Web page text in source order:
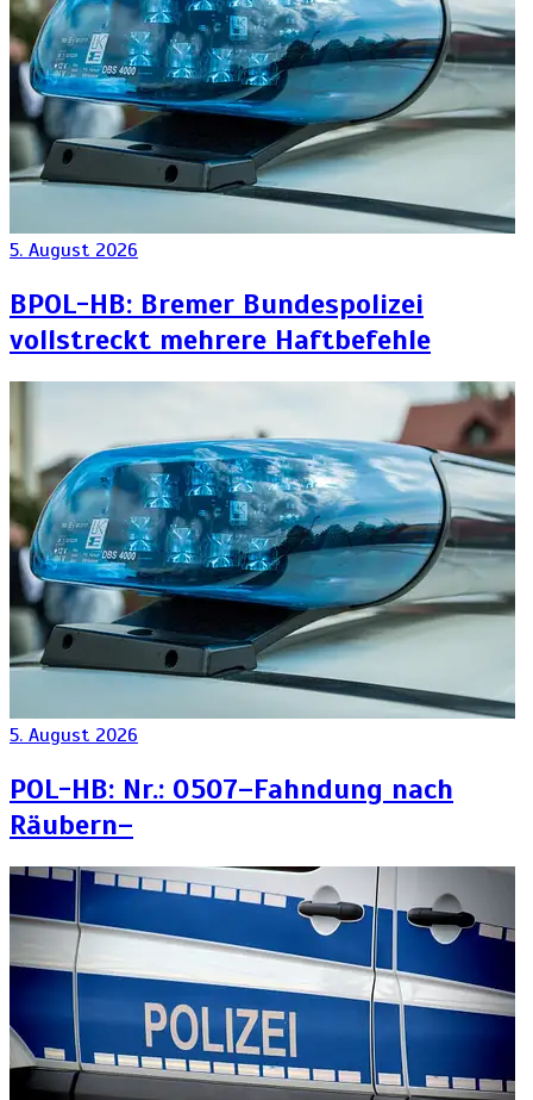
5. August 2026
BPOL-HB: Bremer Bundespolizei
vollstreckt mehrere Haftbefehle
5. August 2026
POL-HB: Nr.: 0507–Fahndung nach
Räubern–